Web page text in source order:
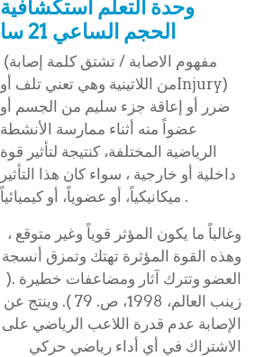
مفهوم الاصابة / تشتق كلمة إصابة(
Injury)من اللاتینیة وهي تعني تلف أو
ضرر أو إعاقة جزء سلیم من الجسم أو
عضواً منه أثناء ممارسة الأنشطة
الریاضیة المختلفة، كنتیجة لتأثیر قوة
داخلیة أو خارجیة ، سواء كان هذا التأثیر
میكانیكیاً، أو عضویاً، أو كیمیائیاً
.
وغالباً ما یكون المؤثر قویاً وغیر متوقع ،
وهذه القوة المؤثرة تهتك وتمزق أنسجة
العضو وتترك آثار ومضاعفات خطیرة .(
زینب العالم، 1998، ص. 79
.( وینتج عن
الإصابة عدم قدرة اللاعب الریاضي على
الاشتراك في أي أداء ریاضي حركي